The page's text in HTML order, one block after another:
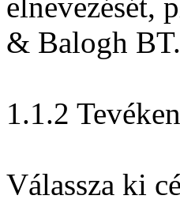
& Balogh
1.1.2
Válassza ki